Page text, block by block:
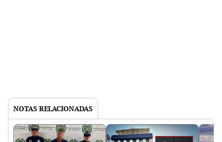
NOTAS RELACIONADAS